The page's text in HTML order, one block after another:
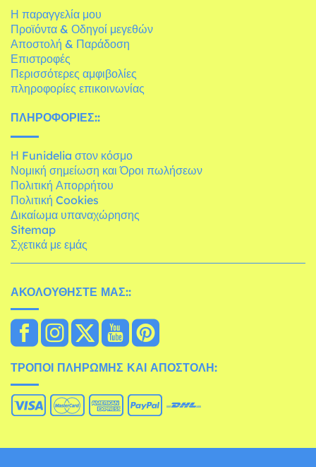
Η παραγγελία μου
Προϊόντα & Οδηγοί μεγεθών
Αποστολή & Παράδοση
Επιστροφές
Περισσότερες αμφιβολίες
πληροφορίες επικοινωνίας
ΠΛΗΡΟΦΟΡΊΕΣ::
Η Funidelia στον κόσμο
Νομική σημείωση και Όροι πωλήσεων
Πολιτική Απορρήτου
Πολιτική Cookies
Δικαίωμα υπαναχώρησης
Sitemap
Σχετικά με εμάς
ΑΚΟΛΟΥΘΉΣΤΕ ΜΑΣ::
ΤΡΌΠΟΙ ΠΛΗΡΩΜΉΣ ΚΑΙ ΑΠΟΣΤΟΛΉ: